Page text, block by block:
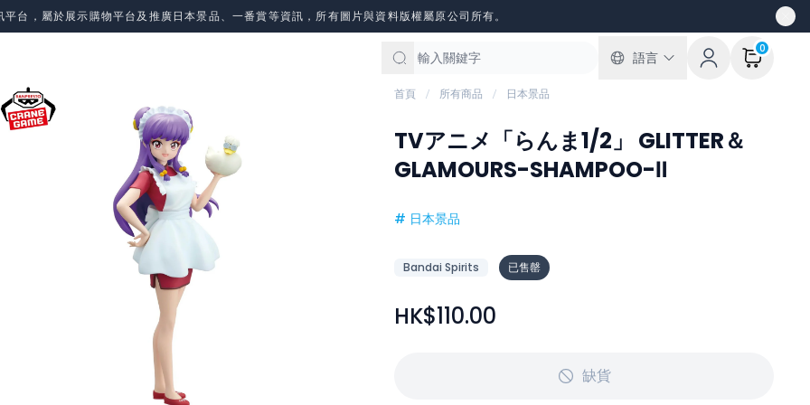
台，屬於展示購物平台及推廣日本景品、一番賞等資訊，所有圖片與資料版權屬原公司所有。
語言
0
首頁 所有商品 日本景品
TVアニメ「らんま1/2」 GLITTER＆
GLAMOURS-SHAMPOO-Ⅱ
# 日本景品
Bandai Spirits 已售罄
HK$110.00
缺貨